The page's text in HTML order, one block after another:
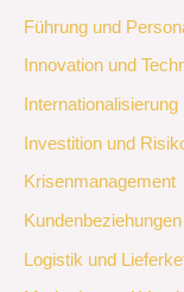
Führung und
Innovation und
Internationalisierung
Investition und
Krisenmanagement
Logistik und